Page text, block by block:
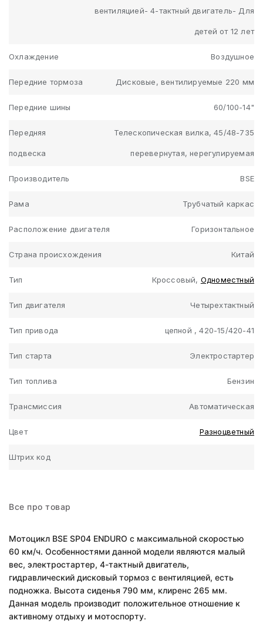
вентиляцией- 4-тактный двигатель- Для
детей от 12 лет
Охлаждение Воздушное
Передние тормоза Дисковые, вентилируемые 220 мм
Передние шины 60/100-14"
Передняя
подвеска
Телескопическая вилка, 45/48-735
перевернутая, нерегулируемая
Производитель BSE
Рама Трубчатый каркас
Расположение двигателя Горизонтальное
Страна происхождения Китай
Тип Кроссовый, Одноместный
Тип двигателя Четырехтактный
Тип привода цепной , 420-15/420-41
Тип старта Электростартер
Тип топлива Бензин
Трансмиссия Автоматическая
Цвет Разноцветный
Штрих код
Все про товар
Мотоцикл BSE SP04 ENDURO с максимальной скоростью
60 км/ч. Особенностями данной модели являются малый
вес, электростартер, 4-тактный двигатель,
гидравлический дисковый тормоз с вентиляцией, есть
подножка. Высота сиденья 790 мм, клиренс 265 мм.
Данная модель производит положительное отношение к
активному отдыху и мотоспорту.